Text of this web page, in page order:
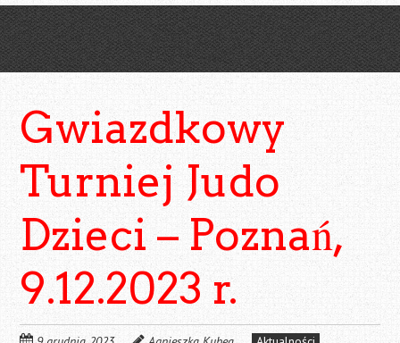
Gwiazdkowy
Turniej Judo
Dzieci – Poznań,
9.12.2023 r.